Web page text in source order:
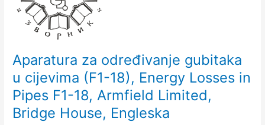
Aparatura za određivanje gubitaka
u cijevima (F1-18), Energy Losses in
Pipes F1-18, Armfield Limited,
Bridge House, Engleska
cijevima
Energy
Losses
in
Pipes
F1-
18,